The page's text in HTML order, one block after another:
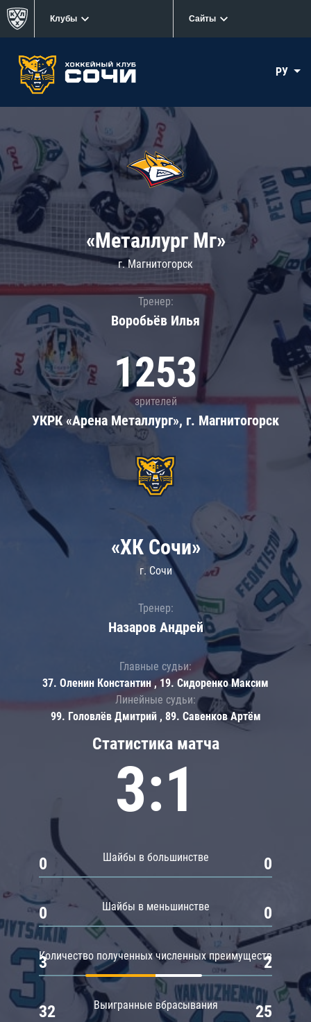
Клубы Сайты
РУ
«Металлург Мг»
г. Магнитогорск
Тренер:
Воробьёв Илья
1253
зрителей
УКРК «Арена Металлург», г. Магнитогорск
Статистика матча
3:1
Шайбы в большинстве
0 0
Шайбы в меньшинстве
0 0
Количество полученных численных преимуществ
3 2
Выигранные вбрасывания
32 25
«ХК Сочи»
г. Сочи
Тренер:
Назаров Андрей
Главные судьи:
37. Оленин Константин , 19. Сидоренко Максим
Линейные судьи:
99. Головлёв Дмитрий , 89. Савенков Артём